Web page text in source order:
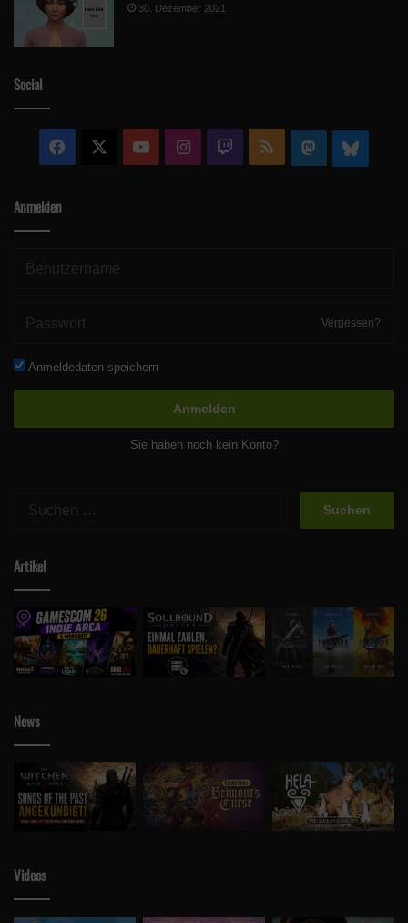
30. Dezember 2021
Social
Facebook YouTubeInstagram
Twitch RSS Mastodon
Anmelden
Vergessen?
Anmeldedaten speichern
Anmelden
Sie haben noch kein Konto?
Artikel
News
Videos